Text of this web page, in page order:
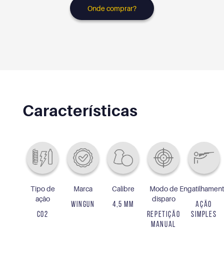
Onde comprar?
Características
Tipo de
ação
CO2
Marca
WINGUN
Calibre
4,5 MM
Modo de
disparo
REPETIÇÃO
MANUAL
AÇÃO
SIMPLES